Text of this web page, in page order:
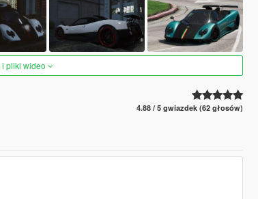
i pliki wideo
4.88 / 5 gwiazdek (62 głosów)